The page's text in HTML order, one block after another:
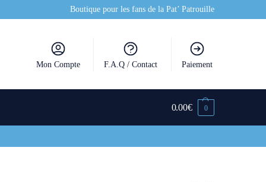
Boutique pour les fans de la Pat’ Patrouille
Mon Compte F.A.Q / Contact Paiement
0.00€ 0